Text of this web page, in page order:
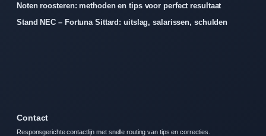
Noten roosteren: methoden en tips voor perfect resultaat
Stand NEC – Fortuna Sittard: uitslag, salarissen, schulden
Contact
Responsgerichte contactlijn met snelle routing van tips en correcties.